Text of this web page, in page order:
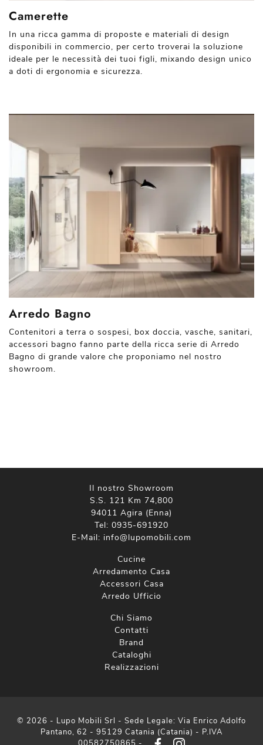
Camerette
In una ricca gamma di proposte e materiali di design
disponibili in commercio, per certo troverai la soluzione
ideale per le necessità dei tuoi figli, mixando design unico
a doti di ergonomia e sicurezza.
Arredo Bagno
Contenitori a terra o sospesi, box doccia, vasche, sanitari,
accessori bagno fanno parte della ricca serie di Arredo
Bagno di grande valore che proponiamo nel nostro
showroom.
Il nostro Showroom
S.S. 121 Km 74,800
94011 Agira (Enna)
Tel: 0935-691920
E-Mail: info@lupomobili.com
Cucine
Arredamento Casa
Accessori Casa
Arredo Ufficio
Chi Siamo
Contatti
Brand
Cataloghi
Realizzazioni
© 2026 - Lupo Mobili Srl - Sede Legale: Via Enrico Adolfo
Pantano, 62 - 95129 Catania (Catania) - P.IVA